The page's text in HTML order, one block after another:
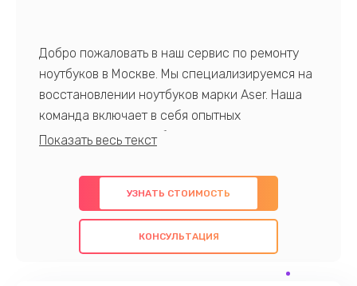
Добро пожаловать в наш сервис по ремонту
ноутбуков в Москве. Мы специализируемся на
восстановлении ноутбуков марки Aser. Наша
команда включает в себя опытных
профессионалов с обширными знаниями и
предлагаем быстрый и качественный ремонт с
использованием оригинальных компонентов, а
также гарантируем качество всех
проведенных работ. Наша цель - предоставить
УЗНАТЬ СТОИМОСТЬ
КОНСУЛЬТАЦИЯ